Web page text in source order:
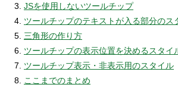
JSを使用しないツールチップ
ツールチップのテキストが入る部分のス
三角形の作り方
ツールチップの表示位置を決めるスタイ
ツールチップ表示・非表示用のスタイル
ここまでのまとめ